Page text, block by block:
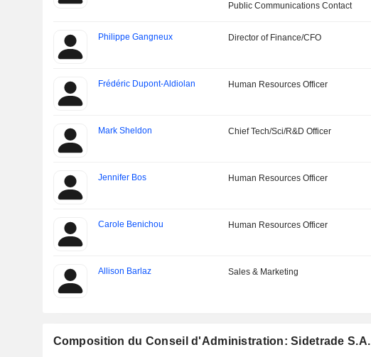
Public Communications Contact
Philippe Gangneux Director of Finance/CFO
Frédéric Dupont-Aldiolan Human Resources Officer
Mark Sheldon Chief Tech/Sci/R&D Officer
Jennifer Bos Human Resources Officer
Carole Benichou Human Resources Officer
Allison Barlaz Sales & Marketing
Composition du Conseil d'Administration: Sidetrade S.A.